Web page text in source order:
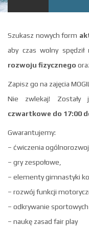
Szukasz nowych form
aby czas wolny spędził
rozwoju fizycznego
Zapisz go na zajęcia
Nie zwlekaj!
czwartkowe do 17:00
Gwarantujemy:
– ćwiczenia
– gry zespołowe,
– elementy gimnastyki
– rozwój funkcji
– odkrywanie sportowych
– naukę zasad fair play